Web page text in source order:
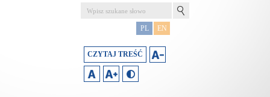
PL EN
CZYTAJ TREŚĆ